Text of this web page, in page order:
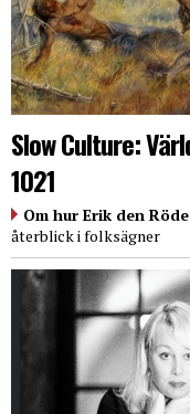
Slow Culture:
1021
Om hur Erik den
återblick i folksägner